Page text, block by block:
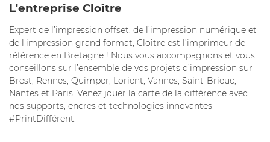
L'entreprise Cloître
Expert de l’impression offset, de l’impression numérique et
de l'impression grand format, Cloître est l’imprimeur de
référence en Bretagne ! Nous vous accompagnons et vous
conseillons sur l’ensemble de vos projets d’impression sur
Brest, Rennes, Quimper, Lorient, Vannes, Saint-Brieuc,
Nantes et Paris. Venez jouer la carte de la différence avec
nos supports, encres et technologies innovantes
#PrintDifférent.